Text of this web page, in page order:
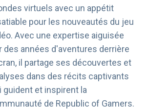
virtuels avec un appétit
pour les nouveautés du jeu
Avec une expertise aiguisée
des années d'aventures derrière
il partage ses découvertes et
dans des récits captivants
guident et inspirent la
de Republic of Gamers.